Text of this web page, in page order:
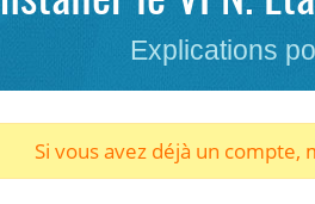
Explications
Si vous avez déjà un compte,